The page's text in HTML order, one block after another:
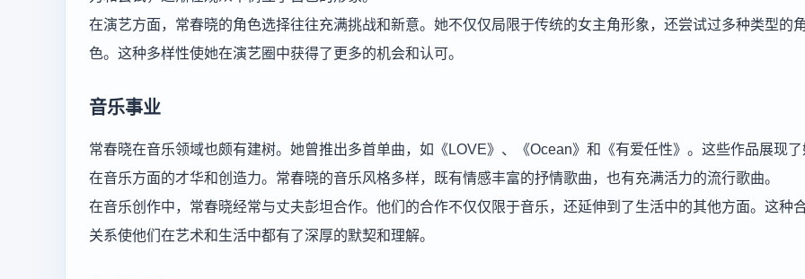
在演艺方面，常春晓的角色选择往往充满挑战和新意。她不仅仅局限于传统的女主角形象，还尝试过多种类型的
色。这种多样性使她在演艺圈中获得了更多的机会和认可。
音乐事业
常春晓在音乐领域也颇有建树。她曾推出多首单曲，如《LOVE》、《Ocean》和《有爱任性》。这些作品展现了
在音乐方面的才华和创造力。常春晓的音乐风格多样，既有情感丰富的抒情歌曲，也有充满活力的流行歌曲。
在音乐创作中，常春晓经常与丈夫彭坦合作。他们的合作不仅仅限于音乐，还延伸到了生活中的其他方面。这种
关系使他们在艺术和生活中都有了深厚的默契和理解。